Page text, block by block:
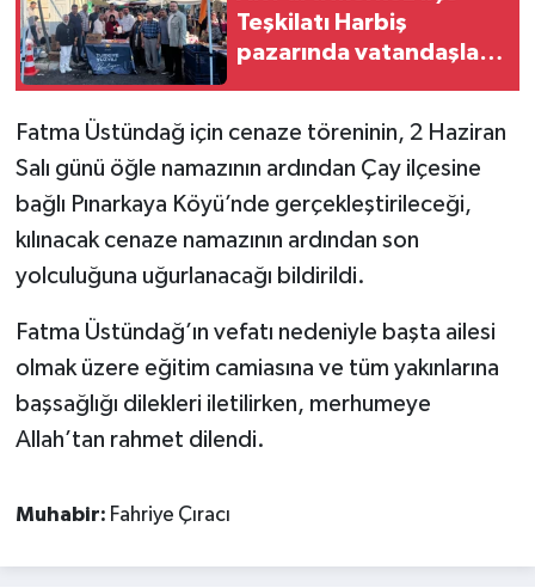
Teşkilatı Harbiş
pazarında vatandaşla
Fatma Üstündağ için cenaze töreninin, 2 Haziran
Salı günü öğle namazının ardından Çay ilçesine
bağlı Pınarkaya Köyü’nde gerçekleştirileceği,
kılınacak cenaze namazının ardından son
yolculuğuna uğurlanacağı bildirildi.
Fatma Üstündağ’ın vefatı nedeniyle başta ailesi
olmak üzere eğitim camiasına ve tüm yakınlarına
başsağlığı dilekleri iletilirken, merhumeye
Allah’tan rahmet dilendi.
Muhabir: Fahriye Çıracı